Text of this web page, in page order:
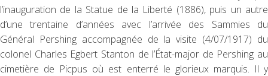
l’inauguration de la Statue de la Liberté (1886), puis un autre
d’une trentaine d’années avec l’arrivée des Sammies du
Général Pershing accompagnée de la visite (4/07/1917) du
colonel Charles Egbert Stanton de l’État-major de Pershing au
cimetière de Picpus où est enterré le glorieux marquis. Il y